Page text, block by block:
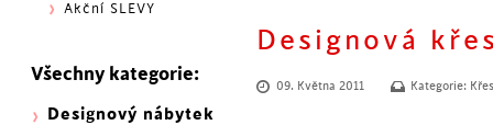
Designová
09. Května 2011 Kategorie:
Akční SLEVY
Všechny kategorie:
Designový nábytek